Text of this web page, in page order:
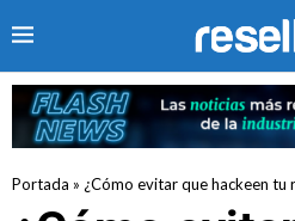
Portada » ¿Cómo evitar que hackeen tu